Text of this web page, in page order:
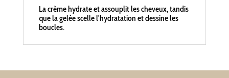
La crème hydrate et assouplit les cheveux, tandis
que la gelée scelle l'hydratation et dessine les
boucles.